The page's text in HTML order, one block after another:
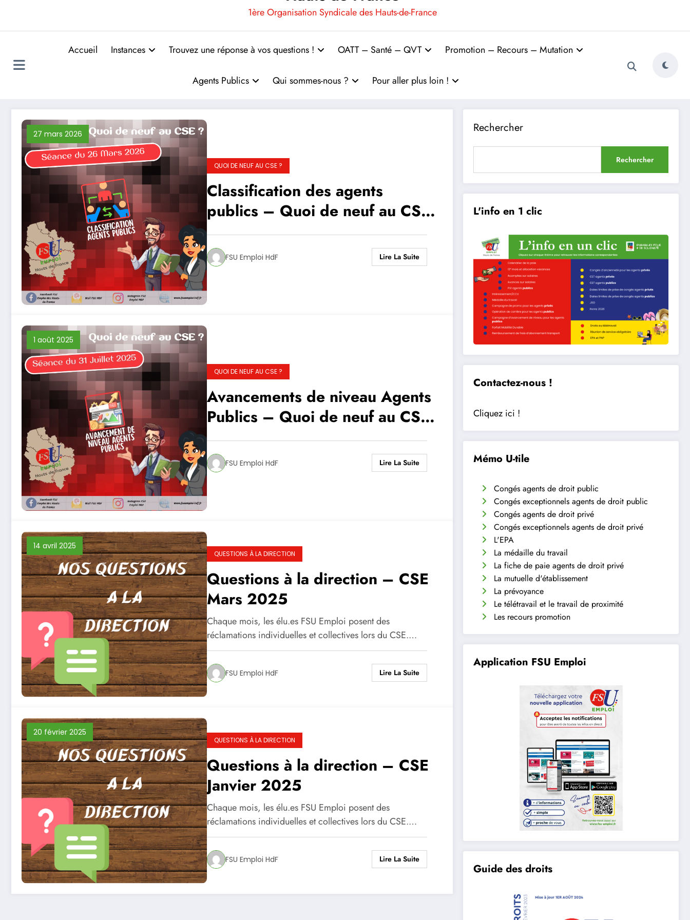
1ère Organisation Syndicale des Hauts-de-France
Accueil Instances Trouvez une réponse à vos questions ! OATT – Santé – QVT Promotion – Recours – Mutation
Agents Publics Qui sommes-nous ? Pour aller plus loin !
27 mars 2026
QUOI DE NEUF AU CSE ?
Classification des agents
publics – Quoi de neuf au CSE
du 26 mars 2026
FSU Emploi HdF Lire La Suite
1 août 2025
QUOI DE NEUF AU CSE ?
Avancements de niveau Agents
Publics – Quoi de neuf au CSE
du 31 Juillet 2025
FSU Emploi HdF Lire La Suite
14 avril 2025
QUESTIONS À LA DIRECTION
Questions à la direction – CSE
Mars 2025
Chaque mois, les élu.es FSU Emploi posent des
réclamations individuelles et collectives lors du CSE.…
FSU Emploi HdF Lire La Suite
20 février 2025
QUESTIONS À LA DIRECTION
Questions à la direction – CSE
Janvier 2025
Chaque mois, les élu.es FSU Emploi posent des
réclamations individuelles et collectives lors du CSE.…
FSU Emploi HdF Lire La Suite
Rechercher
Rechercher
L'info en 1 clic
Contactez-nous !
Cliquez ici !
Mémo U-tile
Congés agents de droit public
Congés exceptionnels agents de droit public
Congés agents de droit privé
Congés exceptionnels agents de droit privé
L'EPA
La médaille du travail
La fiche de paie agents de droit privé
La mutuelle d'établissement
La prévoyance
Le télétravail et le travail de proximité
Les recours promotion
Application FSU Emploi
Guide des droits